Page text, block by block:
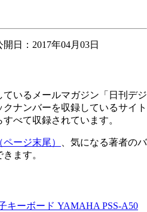
日：2017年04月03日
いるメールマガジン「日刊デジ
ナンバーを収録しているサイト
べて収録されています。
ージ末尾）
、気になる著者のバ
ます。
キーボード YAMAHA PSS-A50